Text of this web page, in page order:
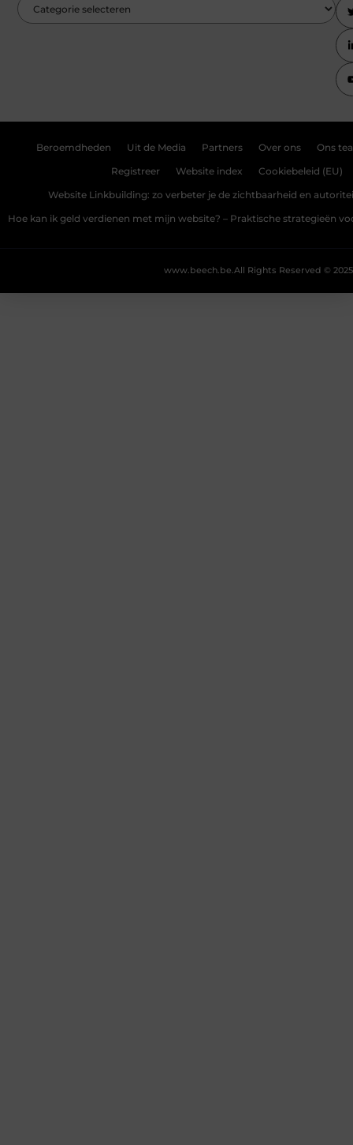
Beroemdheden Uit de Media Partners Over ons Ons
Registreer Website index Cookiebeleid (EU)
Website Linkbuilding: zo verbeter je de zichtbaarheid en
Hoe kan ik geld verdienen met mijn website? – Praktische strategieën
All Rights Reserved © 2025
www.beech.be.